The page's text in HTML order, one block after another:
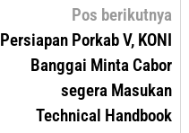
Pos berikutnya
Persiapan Porkab V, KONI
Banggai Minta Cabor
segera Masukan
Technical Handbook